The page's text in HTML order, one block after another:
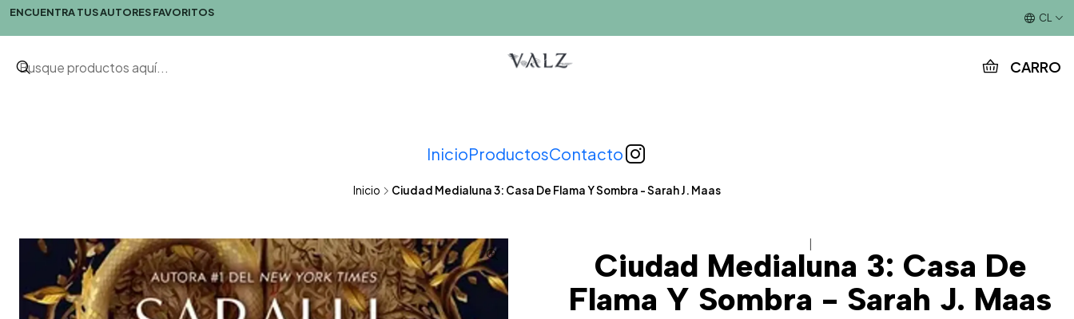
CARRO
InicioProductosContacto
ENCUENTRA TUS AUTORES FAVORITOS CL
Inicio Ciudad Medialuna 3: Casa De Flama Y Sombra - Sarah J. Maas
Ciudad Medialuna 3: Casa De
Flama Y Sombra - Sarah J. Maas